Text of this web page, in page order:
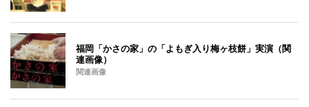
福岡「かさの家」の「よもぎ入り梅ヶ枝餅」実演（関
連画像）
関連画像